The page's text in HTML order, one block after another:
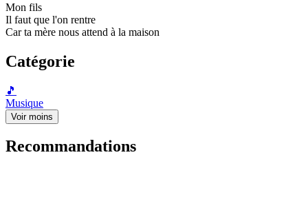
Mon fils
Il faut que l'on rentre
Car ta mère nous attend à la maison
Catégorie
🎵
Musique
Voir moins
Recommandations